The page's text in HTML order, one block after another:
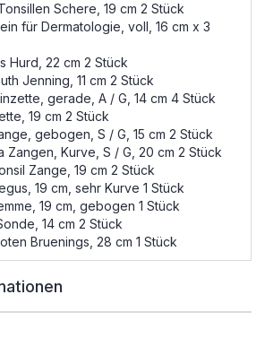
Schere, 19 cm 2 Stück
für Dermatologie, voll, 16 cm x 3
Hurd, 22 cm 2 Stück
Jenning, 11 cm 2 Stück
gerade, A / G, 14 cm 4 Stück
19 cm 2 Stück
gebogen, S / G, 15 cm 2 Stück
Zangen, Kurve, S / G, 20 cm 2 Stück
Zange, 19 cm 2 Stück
19 cm, sehr Kurve 1 Stück
19 cm, gebogen 1 Stück
14 cm 2 Stück
Bruenings, 28 cm 1 Stück